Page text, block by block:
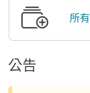
所
公告​​